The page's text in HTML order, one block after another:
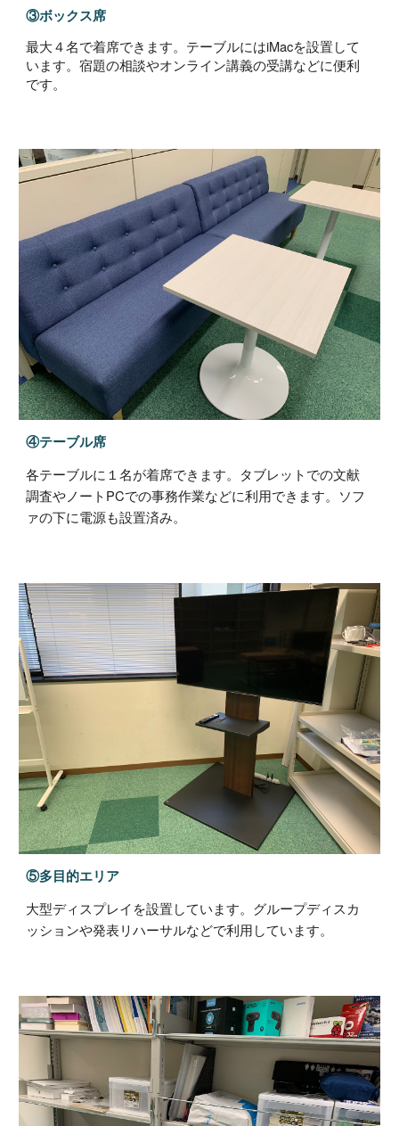
③ボックス席
最大４名で着席できます。テーブルにはiMacを設置して
います。宿題の相談やオンライン講義の受講などに便利
です。
④テーブル席
各テーブルに１名が着席できます。タブレットでの文献
調査やノートPCでの事務作業などに利用できます。ソフ
ァの下に電源も設置済み。
⑤多目的エリア
大型ディスプレイを設置しています。グループディスカ
ッションや発表リハーサルなどで利用しています。